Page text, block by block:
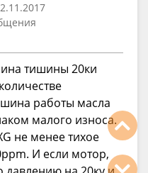
тишины 20ки
работы масла
малого износа.
не менее тихое
И если мотор,